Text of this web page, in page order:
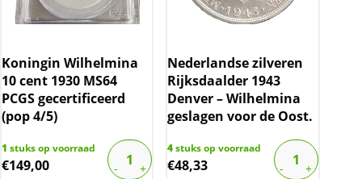
Koningin Wilhelmina
10 cent 1930 MS64
PCGS gecertificeerd
(pop 4/5)
1 stuks op voorraad
€149,00
Nederlandse zilveren
Rijksdaalder 1943
Denver – Wilhelmina
geslagen voor de Oost.
4stuks op voorraad
€48,33